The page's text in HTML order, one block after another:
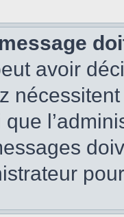
avoir